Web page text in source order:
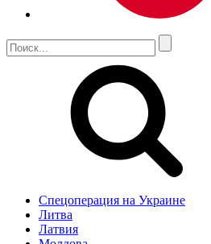
Спецоперация на Украине
Литва
Латвия